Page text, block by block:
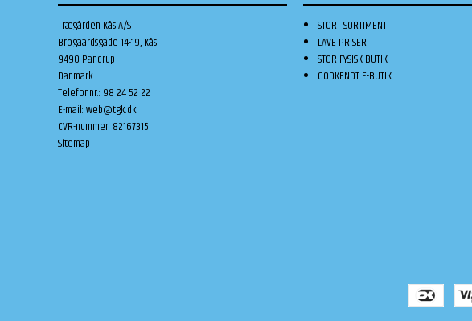
Trægården Kås A/S
Brogaardsgade 14-19, Kås
9490 Pandrup
Danmark
Telefonnr.: 98 24 52 22
E-mail:web@tgk.dk
CVR-nummer: 82167315
Sitemap
STORT SORTIMENT
LAVE PRISER
STOR FYSISK BUTIK
GODKENDT E-BUTIK